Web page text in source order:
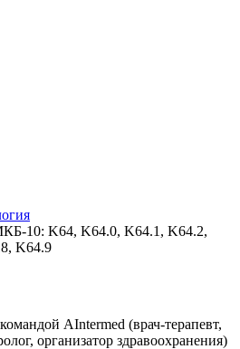
10: K64, K64.0, K64.1, K64.2,
K64.9
AIntermed (врач-терапевт,
организатор здравоохранения)